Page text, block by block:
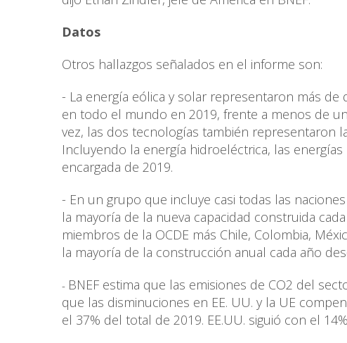
Datos
Otros hallazgos señalados en el informe son:
- La energía eólica y solar representaron más
en todo el mundo en 2019, frente a menos de
vez, las dos tecnologías también representaron
Incluyendo la energía hidroeléctrica, las
encargada de 2019.
- En un grupo que incluye casi todas las
la mayoría de la nueva capacidad construida
miembros de la OCDE más Chile, Colombia,
la mayoría de la construcción anual cada año
- BNEF estima que las emisiones de CO2 del
que las disminuciones en EE. UU. y la UE
el 37% del total de 2019. EE.UU. siguió con el